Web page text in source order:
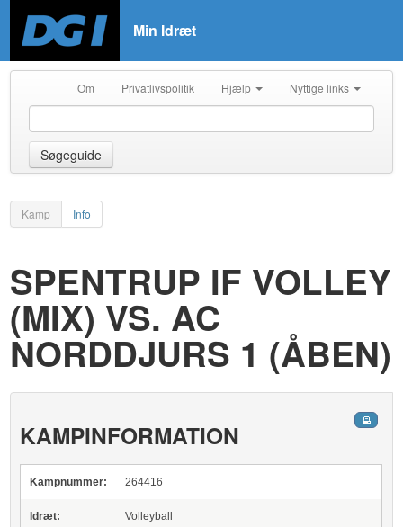
Min Idræt
Om Privatlivspolitik Hjælp Nyttige links
Søgeguide
Kamp Info
SPENTRUP IF VOLLEY
(MIX) VS. AC
NORDDJURS 1 (ÅBEN)
KAMPINFORMATION
Kampnummer: 264416
Idræt: Volleyball